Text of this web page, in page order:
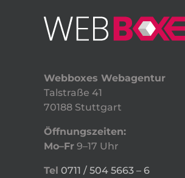
Webboxes Webagentur
Talstraße 41
70188 Stuttgart
Öffnungszeiten:
Mo–Fr 9–17 Uhr
Tel 0711 / 504 5663 – 6